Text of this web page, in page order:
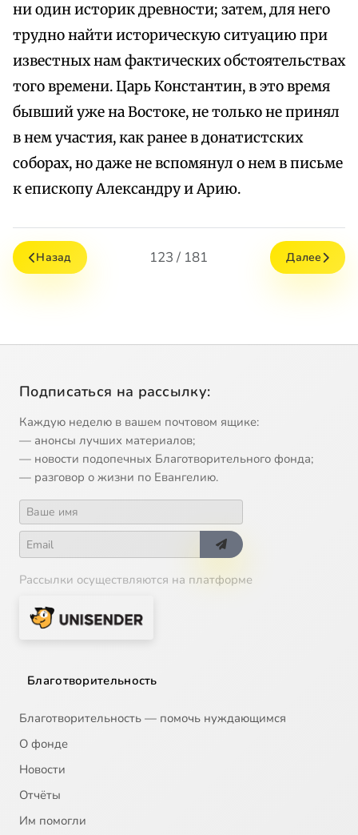
ни один историк древности; затем, для него
трудно найти историческую ситуацию при
известных нам фактических обстоятельствах
того времени. Царь Константин, в это время
бывший уже на Востоке, не только не принял
в нем участия, как ранее в донатистских
соборах, но даже не вспомянул о нем в письме
к епископу Александру и Арию.
Назад 123 / 181 Далее
Подписаться на рассылку:
Каждую неделю в вашем почтовом ящике:
— анонсы лучших материалов;
— новости подопечных Благотворительного фонда;
— разговор о жизни по Евангелию.
Рассылки осуществляются на платформе
Благотворительность
Благотворительность — помочь нуждающимся
О фонде
Новости
Отчёты
Им помогли